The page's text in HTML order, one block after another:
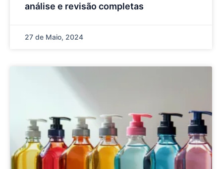
análise e revisão completas
27 de Maio, 2024